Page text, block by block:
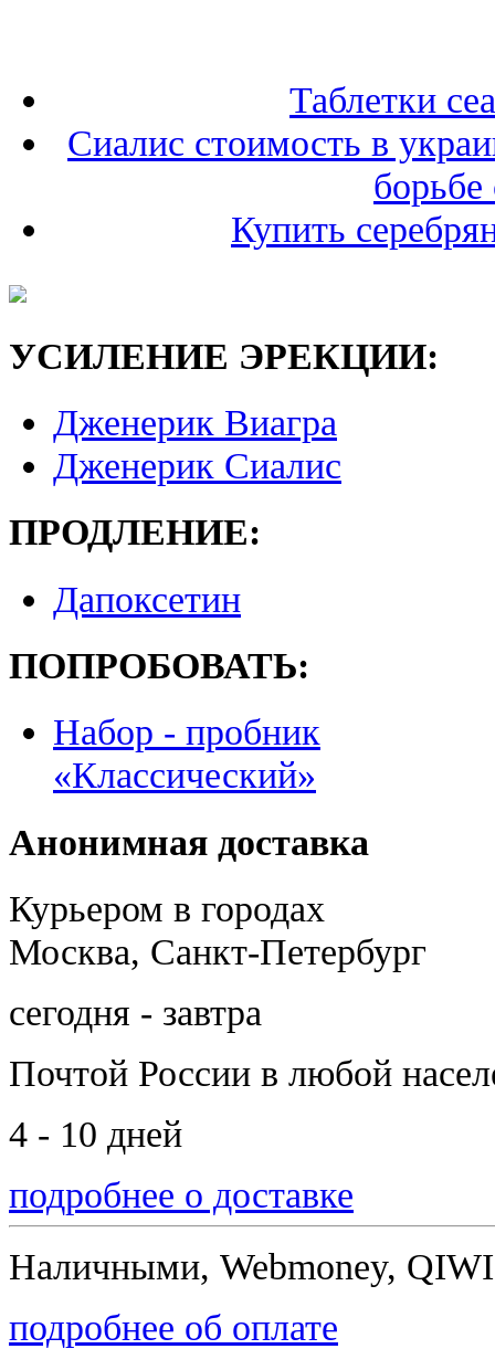
Таблетки
Сиалис стоимость в
Купить
УСИЛЕНИЕ ЭРЕКЦИИ:
Дженерик Виагра
Дженерик Сиалис
ПРОДЛЕНИЕ:
Дапоксетин
ПОПРОБОВАТЬ:
Набор - пробник
«Классический»
Анонимная доставка
Курьером в городах
Москва, Санкт-Петербург
сегодня - завтра
Почтой России в любой
4 - 10 дней
подробнее о доставке
Наличными, Webmoney,
подробнее об оплате